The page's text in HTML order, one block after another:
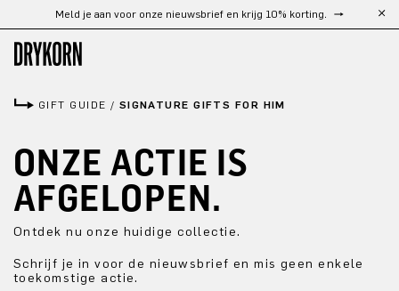
Ga naar de hoofdinhoud
GIFT GUIDE / SIGNATURE GIFTS FOR HIM
ONZE ACTIE IS
AFGELOPEN.
Ontdek nu onze huidige collectie.
Schrijf je in voor de nieuwsbrief en mis geen enkele
toekomstige actie.